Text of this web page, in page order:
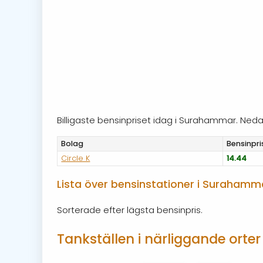
Billigaste bensinpriset idag i Surahammar.
Bolag
Circle K
14.44
Lista över bensinstationer i
Sorterade efter lägsta bensinpris.
Tankställen i närliggande orter